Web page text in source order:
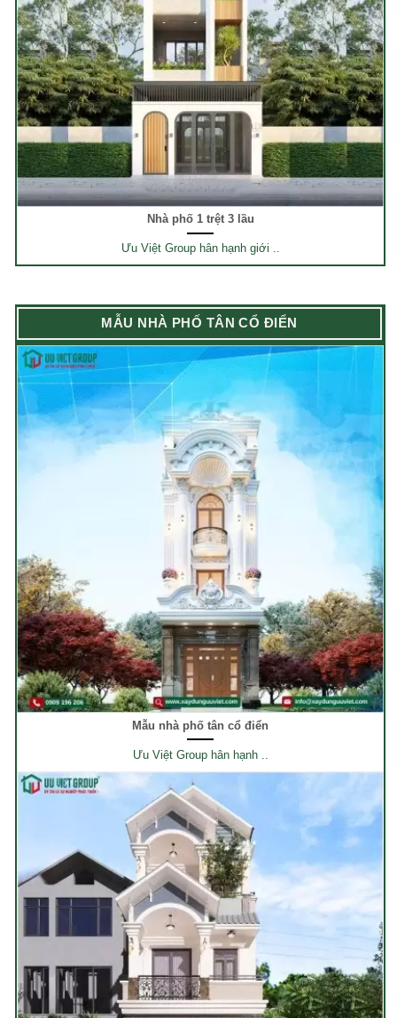
Nhà phố 1 trệt 3 lầu
Ưu Việt Group hân hạnh giới ..
MẪU NHÀ PHỐ TÂN CỔ ĐIỂN
Mẫu nhà phố tân cổ điển
Ưu Việt Group hân hạnh ..